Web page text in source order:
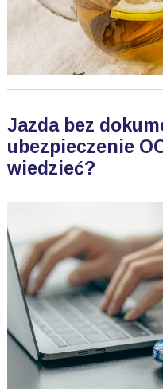
Jazda bez
ubezpieczenie
wiedzieć?